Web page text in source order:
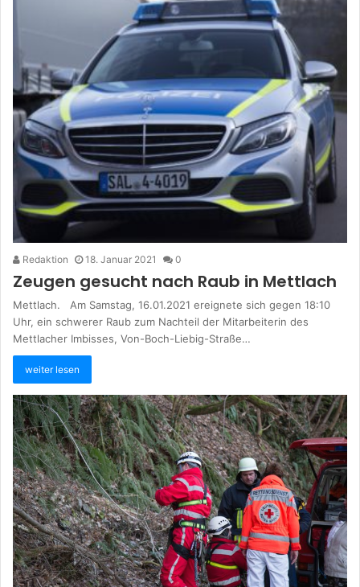
Redaktion 18. Januar 2021 0
Zeugen gesucht nach Raub in Mettlach
Mettlach. Am Samstag, 16.01.2021 ereignete sich gegen 18:10
Uhr, ein schwerer Raub zum Nachteil der Mitarbeiterin des
Mettlacher Imbisses, Von-Boch-Liebig-Straße…
weiter lesen